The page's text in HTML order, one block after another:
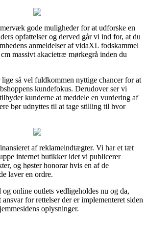
gode muligheder for at udforske en
opfattelser og derved går vi ind for, at du
anmeldelser af vidaXL fodskammel
massivt akacietræ mørkegrå inden du
så vel fuldkommen nyttige chancer for at
kundefokus. Derudover ser vi
kunderne at meddele en vurdering af
bør udnyttes til at tage stilling til hvor
af reklameindtægter. Vi har et tæt
internet butikker idet vi publicerer
og høster honorar hvis en af de
laver en ordre.
online outlets vedligeholdes nu og da,
for rettelser der er implementeret siden
oplysninger.